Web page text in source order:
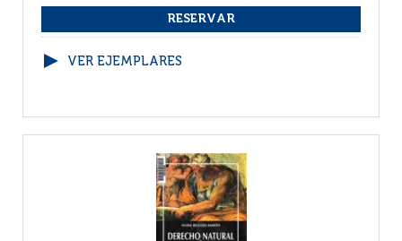
VER EJEMPLARES